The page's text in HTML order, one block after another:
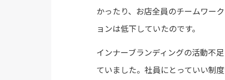
かったり、お店全員のチームワー
ョンは低下していたのです。
インナーブランディングの活動不
ていました。社員にとっていい制